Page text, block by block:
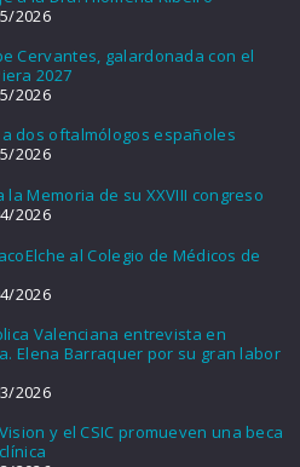
2026
Cervantes, galardonada con el
2027
2026
a dos oftalmólogos españoles
2026
la Memoria de su XXVIII congreso
2026
al Colegio de Médicos de
2026
Valenciana entrevista en
Elena Barraquer por su gran labor
2026
y el CSIC promueven una beca